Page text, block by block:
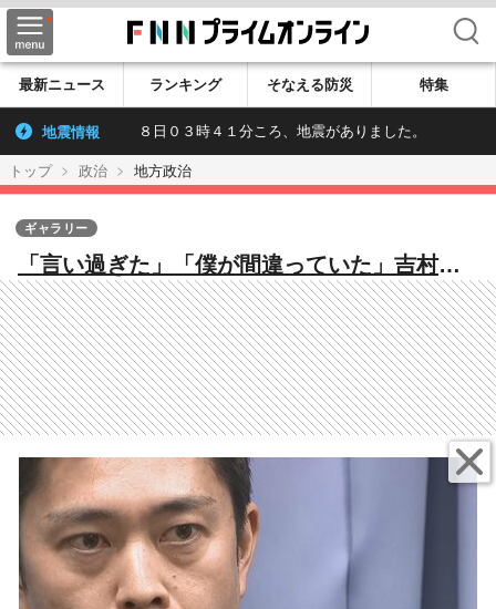
検索
最新ニュース ランキング そなえる防災 特集
地震情報 ８日０３時４１分ころ、地震がありました。
トップ 政治 地方政治
「言い過ぎた」「僕が間違っていた」吉村知
事が謝罪・撤回 大阪万博“350億リング”建設
反対の玉川徹氏に“出禁発言”
ギャラリー